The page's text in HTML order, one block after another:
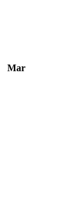
Mar